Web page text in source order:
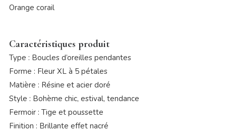
Orange corail
Caractéristiques produit
Type : Boucles d’oreilles pendantes
Forme : Fleur XL à 5 pétales
Matière : Résine et acier doré
Style : Bohème chic, estival, tendance
Fermoir : Tige et poussette
Finition : Brillante effet nacré